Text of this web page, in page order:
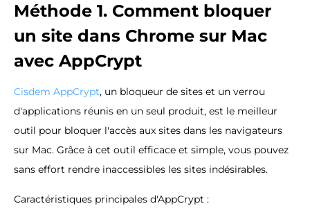
Méthode 1. Comment bloquer
un site dans Chrome sur Mac
avec AppCrypt
Cisdem AppCrypt, un bloqueur de sites et un verrou
d'applications réunis en un seul produit, est le meilleur
outil pour bloquer l'accès aux sites dans les navigateurs
sur Mac. Grâce à cet outil efficace et simple, vous pouvez
sans effort rendre inaccessibles les sites indésirables.
Caractéristiques principales d'AppCrypt :